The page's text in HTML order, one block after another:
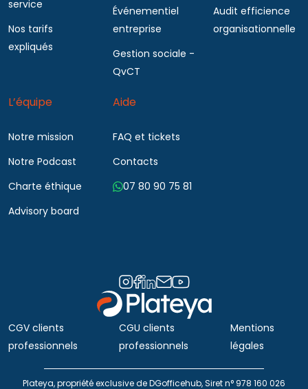
service
Nos tarifs
expliqués
Événementiel
entreprise
Gestion sociale -
QvCT
Audit efficience
organisationnelle
L’équipe
Notre mission
Notre Podcast
Charte éthique
Advisory board
Aide
FAQ et tickets
Contacts
07 80 90 75 81
CGV clients
professionnels
CGU clients
professionnels
Mentions
légales
Plateya, propriété exclusive de DGofficehub, Siret n° 978 160 026